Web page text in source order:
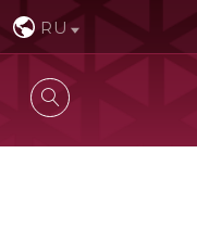
RU